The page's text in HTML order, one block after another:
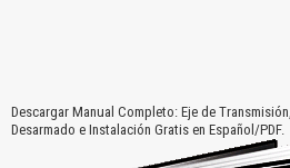
Descargar Manual Completo: Eje de
Desarmado e Instalación Gratis en Español/PDF.